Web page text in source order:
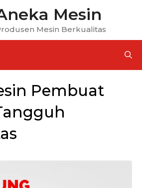
Mesin
Mesin Berkualitas
Pembuat